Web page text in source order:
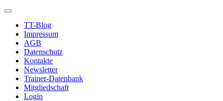
TT-Blog
Impressum
AGB
Datenschutz
Kontakte
Newsletter
Trainer-Datenbank
Mitgliedschaft
Login